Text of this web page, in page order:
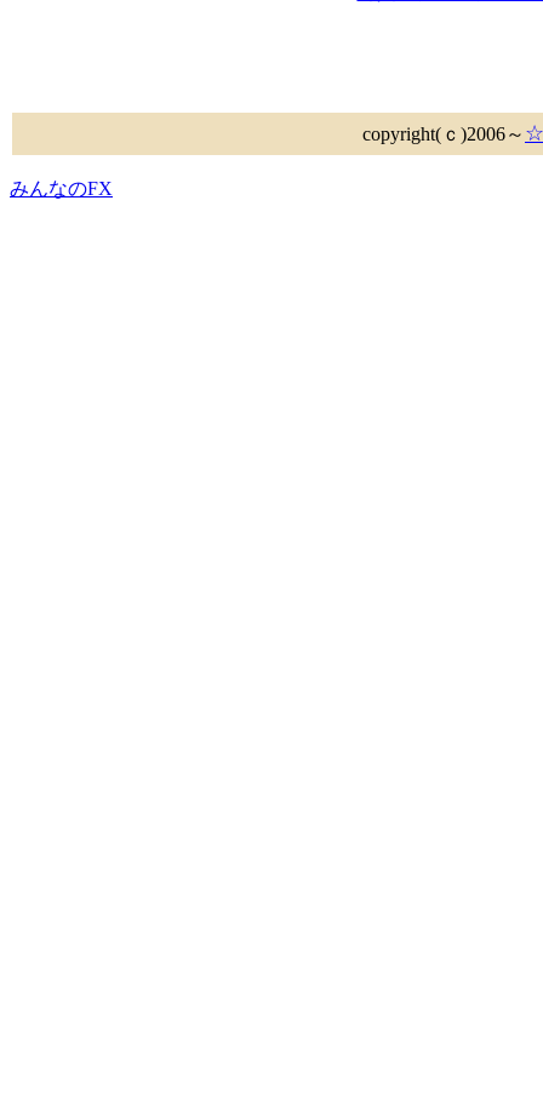
copyright(ｃ)2006～ ☆
みんなのFX